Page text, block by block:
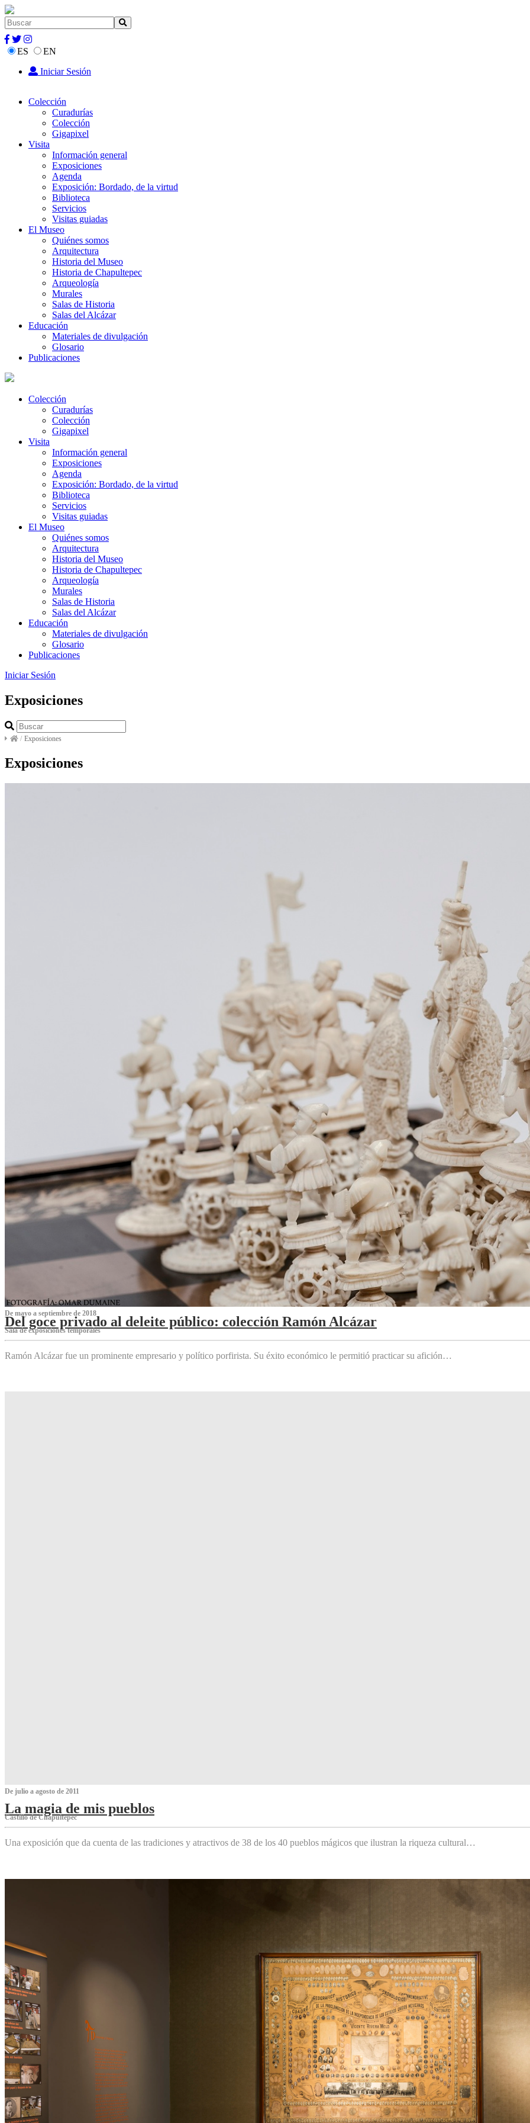
ES
EN
Iniciar Sesión
Colección
Curadurías
Colección
Gigapixel
Visita
Información general
Exposiciones
Agenda
Exposición: Bordado, de la virtud
Biblioteca
Servicios
Visitas guiadas
El Museo
Quiénes somos
Arquitectura
Historia del Museo
Historia de Chapultepec
Arqueología
Murales
Salas de Historia
Salas del Alcázar
Educación
Materiales de divulgación
Glosario
Publicaciones
Colección
Curadurías
Colección
Gigapixel
Visita
Información general
Exposiciones
Agenda
Exposición: Bordado, de la virtud
Biblioteca
Servicios
Visitas guiadas
El Museo
Quiénes somos
Arquitectura
Historia del Museo
Historia de Chapultepec
Arqueología
Murales
Salas de Historia
Salas del Alcázar
Educación
Materiales de divulgación
Glosario
Publicaciones
Iniciar Sesión
Exposiciones
/ Exposiciones
Exposiciones
De mayo a septiembre de 2018
Del goce privado al deleite público: colección Ramón Alcázar
Sala de exposiciones temporales
Ramón Alcázar fue un prominente empresario y político porfirista. Su éxito económico le permitió practicar su afición…
De julio a agosto de 2011
La magia de mis pueblos
Castillo de Chapultepec
Una exposición que da cuenta de las tradiciones y atractivos de 38 de los 40 pueblos mágicos que ilustran la riqueza cultural…